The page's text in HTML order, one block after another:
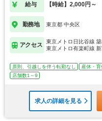
給与 【時給】2,000円～
勤務地 東京都 中央区
アクセス
東京メトロ日比谷線
東京メトロ有楽町線
原則、引越しを伴う転勤なし 産休・
店舗数1～9
求人の詳細を見る